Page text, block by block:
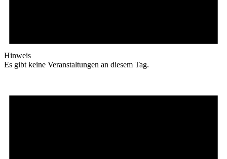
Hinweis
Es gibt keine Veranstaltungen an diesem Tag.